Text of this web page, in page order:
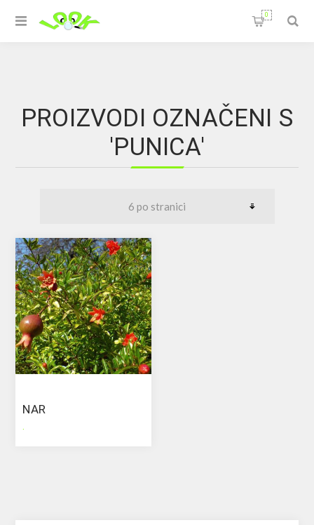
0
PROIZVODI OZNAČENI S
'PUNICA'
NAR